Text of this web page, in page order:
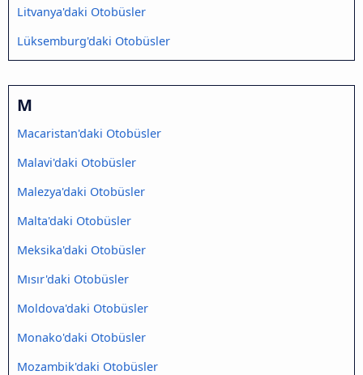
Litvanya'daki Otobüsler
Lüksemburg'daki Otobüsler
M
Macaristan'daki Otobüsler
Malavi'daki Otobüsler
Malezya'daki Otobüsler
Malta'daki Otobüsler
Meksika'daki Otobüsler
Mısır'daki Otobüsler
Moldova'daki Otobüsler
Monako'daki Otobüsler
Mozambik'daki Otobüsler